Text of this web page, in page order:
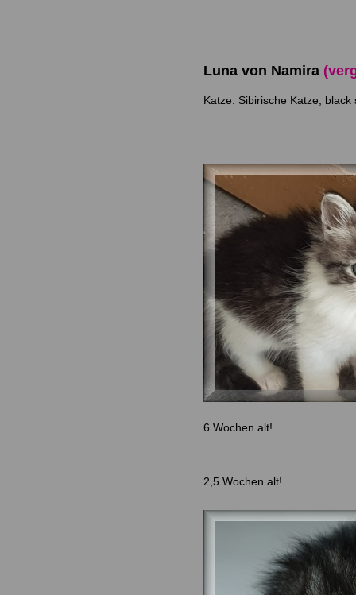
Luna von Namira
Katze: Sibirische Katze,
6 Wochen alt!
2,5 Wochen alt!